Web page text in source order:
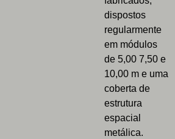
dispostos
regularmente
em módulos
de 5,00 7,50 e
10,00 m e uma
coberta de
estrutura
espacial
metálica.